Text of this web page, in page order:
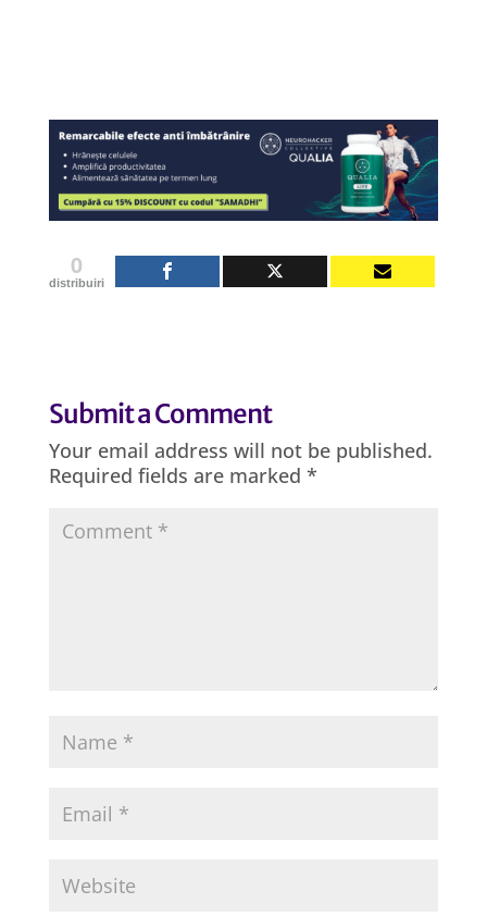
0
distribuiri
Submit a Comment
Your email address will not be published.
Required fields are marked *